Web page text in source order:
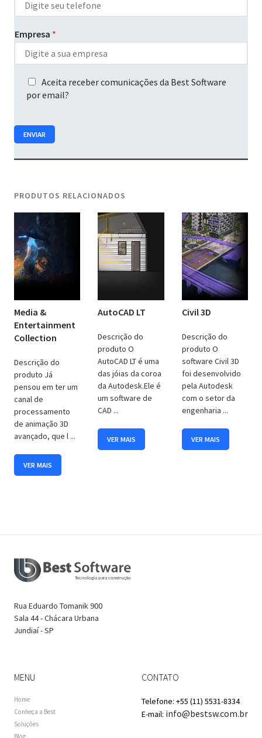
Empresa *
t
a
e
b
e
c
o
m
u
n
c
a
ç
õ
s
d
a
B
e
s
t
o
t
r
e
m
i
l
?
Aceita receber comunicações da Best Software
por email?
ENVIAR
PRODUTOS RELACIONADOS
Media &
Entertainment
Collection
Descrição do
produto Já
pensou em ter um
canal de
processamento
de animação 3D
avançado, que l ...
VER MAIS
AutoCAD LT
Descrição do
produto O
AutoCAD LT é uma
das jóias da coroa
da Autodesk.Ele é
um software de
CAD ...
VER MAIS
Civil 3D
Descrição do
produto O
software Civil 3D
foi desenvolvido
pela Autodesk
com o setor da
engenharia ...
VER MAIS
Rua Eduardo Tomanik 900
Sala 44 - Chácara Urbana
Jundiaí - SP
MENU
Home
Conheça a Best
Soluções
CONTATO
Telefone: +55 (11) 5531-8334
E-mail: info@bestsw.com.br